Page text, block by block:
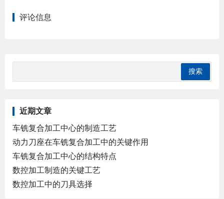
评论信息
近期文章
车铣复合加工中心的制造工艺
动力刀座在车铣复合加工中的关键作用
车铣复合加工中心的结构特点
数控加工制造的关键工艺
数控加工中的刀具选择